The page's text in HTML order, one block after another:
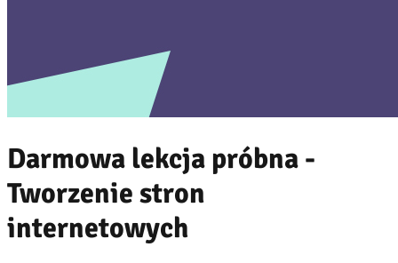
Darmowa lekcja próbna -
Tworzenie stron
internetowych